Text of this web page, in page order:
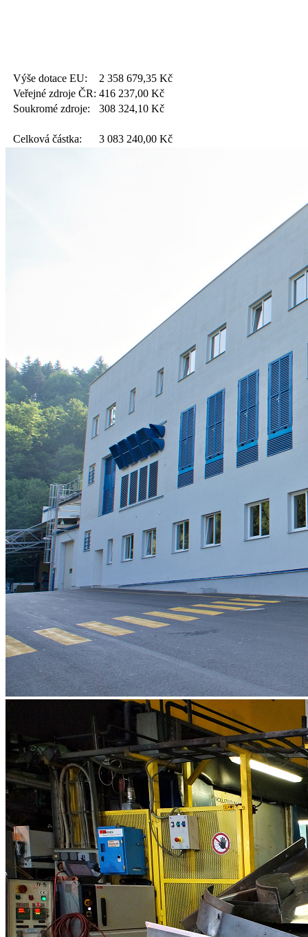
Výše dotace EU: 2 358 679,35 Kč
Veřejné zdroje ČR: 416 237,00 Kč
Soukromé zdroje:
308 324,10 Kč
Celková částka: 3 083 240,00 Kč